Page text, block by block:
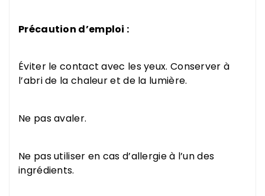
Précaution d’emploi :
Éviter le contact avec les yeux. Conserver à
l’abri de la chaleur et de la lumière.
Ne pas avaler.
Ne pas utiliser en cas d’allergie à l’un des
ingrédients.